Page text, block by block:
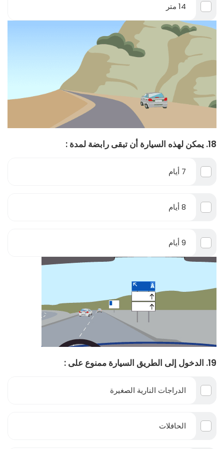
14 متر
18. يمكن لهذه السيارة أن تبقى رابضة لمدة :
7 أيام
8 أيام
9 أيام
19. الدخول إلى الطريق السيارة ممنوع على :
الدراجات النارية الصغيرة
الحافلات